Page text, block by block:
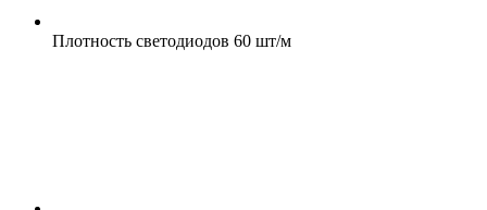
Плотность светодиодов 60 шт/м